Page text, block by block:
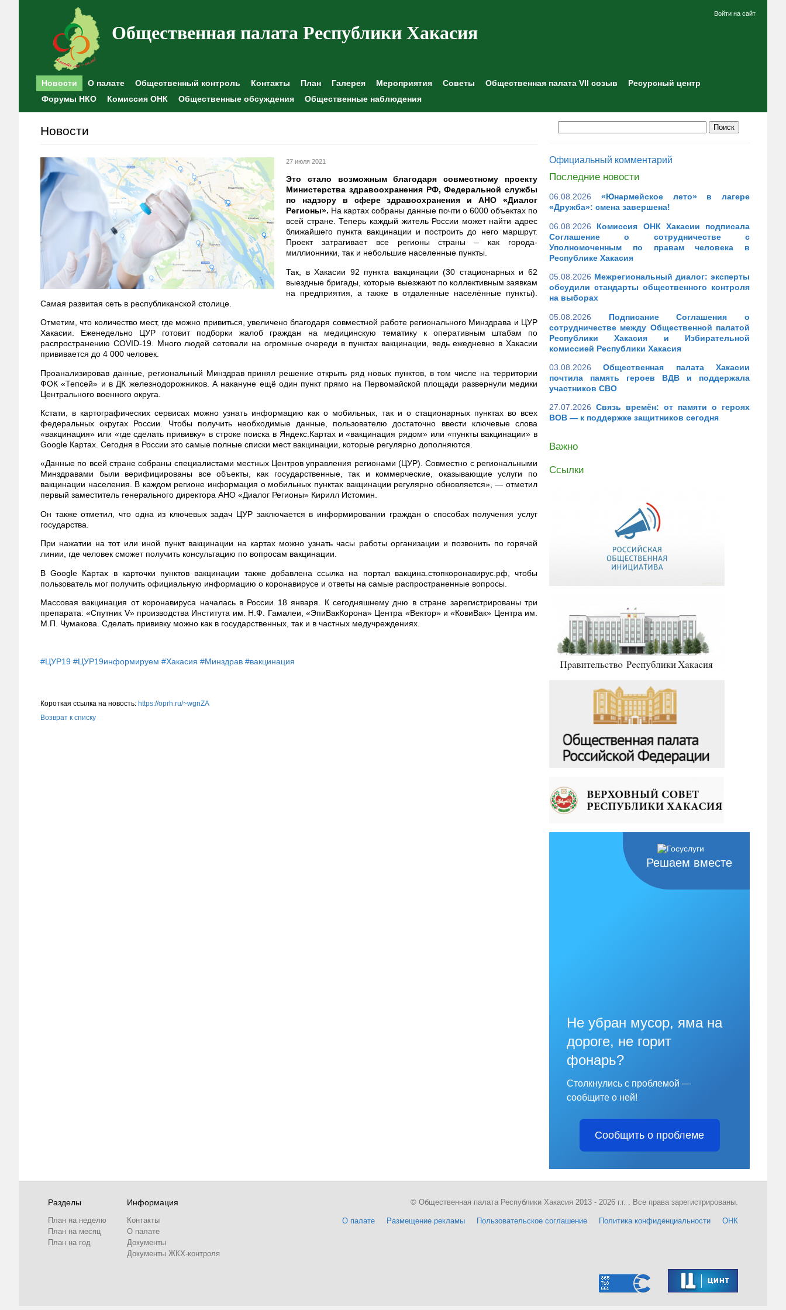
Общественная палата Республики Хакасия
Войти на сайт
Новости О палате Общественный контроль Контакты План Галерея Мероприятия Советы Общественная палата VII созыв
Ресурсный центр
Форумы НКО
Комиссия ОНК Общественные обсуждения Общественные наблюдения
Новости
27 июля 2021
Это стало возможным благодаря совместному проекту
Министерства здравоохранения РФ, Федеральной службы
по надзору в сфере здравоохранения и АНО «Диалог
Регионы». На картах собраны данные почти о 6000 объектах по
всей стране. Теперь каждый житель России может найти адрес
ближайшего пункта вакцинации и построить до него маршрут.
Проект затрагивает все регионы страны – как города-
миллионники, так и небольшие населенные пункты.
Так, в Хакасии 92 пункта вакцинации (30 стационарных и 62
выездные бригады, которые выезжают по коллективным заявкам
на предприятия, а также в отдаленные населённые пункты).
Самая развитая сеть в республиканской столице.
Отметим, что количество мест, где можно привиться, увеличено благодаря совместной работе регионального Минздрава и ЦУР
Хакасии. Еженедельно ЦУР готовит подборки жалоб граждан на медицинскую тематику к оперативным штабам по
распространению COVID-19. Много людей сетовали на огромные очереди в пунктах вакцинации, ведь ежедневно в Хакасии
прививается до 4 000 человек.
Проанализировав данные, региональный Минздрав принял решение открыть ряд новых пунктов, в том числе на территории
ФОК «Тепсей» и в ДК железнодорожников. А накануне ещё один пункт прямо на Первомайской площади развернули медики
Центрального военного округа.
Кстати, в картографических сервисах можно узнать информацию как о мобильных, так и о стационарных пунктах во всех
федеральных округах России. Чтобы получить необходимые данные, пользователю достаточно ввести ключевые слова
«вакцинация» или «где сделать прививку» в строке поиска в Яндекс.Картах и «вакцинация рядом» или «пункты вакцинации» в
Google Картах. Сегодня в России это самые полные списки мест вакцинации, которые регулярно дополняются.
«Данные по всей стране собраны специалистами местных Центров управления регионами (ЦУР). Совместно с региональными
Минздравами были верифицированы все объекты, как государственные, так и коммерческие, оказывающие услуги по
вакцинации населения. В каждом регионе информация о мобильных пунктах вакцинации регулярно обновляется», — отметил
первый заместитель генерального директора АНО «Диалог Регионы» Кирилл Истомин.
Он также отметил, что одна из ключевых задач ЦУР заключается в информировании граждан о способах получения услуг
государства.
При нажатии на тот или иной пункт вакцинации на картах можно узнать часы работы организации и позвонить по горячей
линии, где человек сможет получить консультацию по вопросам вакцинации.
В Google Картах в карточки пунктов вакцинации также добавлена ссылка на портал вакцина.стопкоронавирус.рф, чтобы
пользователь мог получить официальную информацию о коронавирусе и ответы на самые распространенные вопросы.
Массовая вакцинация от коронавируса началась в России 18 января. К сегодняшнему дню в стране зарегистрированы три
препарата: «Спутник V» производства Института им. Н.Ф. Гамалеи, «ЭпиВакКорона» Центра «Вектор» и «КовиВак» Центра им.
М.П. Чумакова. Сделать прививку можно как в государственных, так и в частных медучреждениях.
#ЦУР19 #ЦУР19информируем #Хакасия #Минздрав #вакцинация
Короткая ссылка на новость: https://oprh.ru/~wgnZA
Возврат к списку
Официальный комментарий
Последние новости
06.08.2026
«Юнармейское лето» в лагере
«Дружба»: смена завершена!
06.08.2026
Комиссия ОНК Хакасии подписала
Соглашение о сотрудничестве с
Уполномоченным по правам человека в
Республике Хакасия
05.08.2026 Межрегиональный диалог: эксперты
обсудили стандарты общественного контроля
на выборах
05.08.2026
Подписание Соглашения о
сотрудничестве между Общественной палатой
Республики Хакасия и Избирательной
комиссией Республики Хакасия
03.08.2026
Общественная палата Хакасии
почтила память героев ВДВ и поддержала
участников СВО
27.07.2026 Связь времён: от памяти о героях
ВОВ — к поддержке защитников сегодня
Важно
Ссылки
Решаем вместе
Не убран мусор, яма на
дороге, не горит
фонарь?
Столкнулись с проблемой —
сообщите о ней!
Сообщить о проблеме
Разделы
План на неделю
План на месяц
План на год
Информация
Контакты
О палате
Документы
Документы ЖКХ-контроля
О палате Размещение рекламы Пользовательское соглашение Политика конфиденциальности ОНК
© Общественная палата Республики Хакасия 2013 - 2026 г.г. . Все права зарегистрированы.